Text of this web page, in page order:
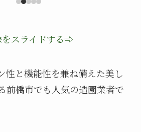
スライドする⇨
性と機能性を兼ね備えた美し
前橋市でも人気の造園業者で